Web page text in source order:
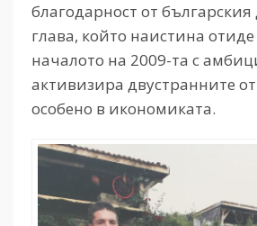
благодарност от
глава, който наистина
началото на 2009-та с
активизира двустранните
особено в икономиката.